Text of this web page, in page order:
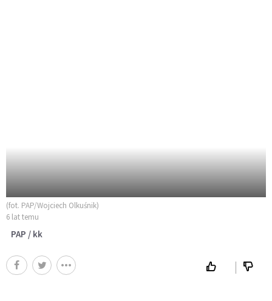
(fot. PAP/Wojciech Olkuśnik)
6 lat temu
PAP / kk